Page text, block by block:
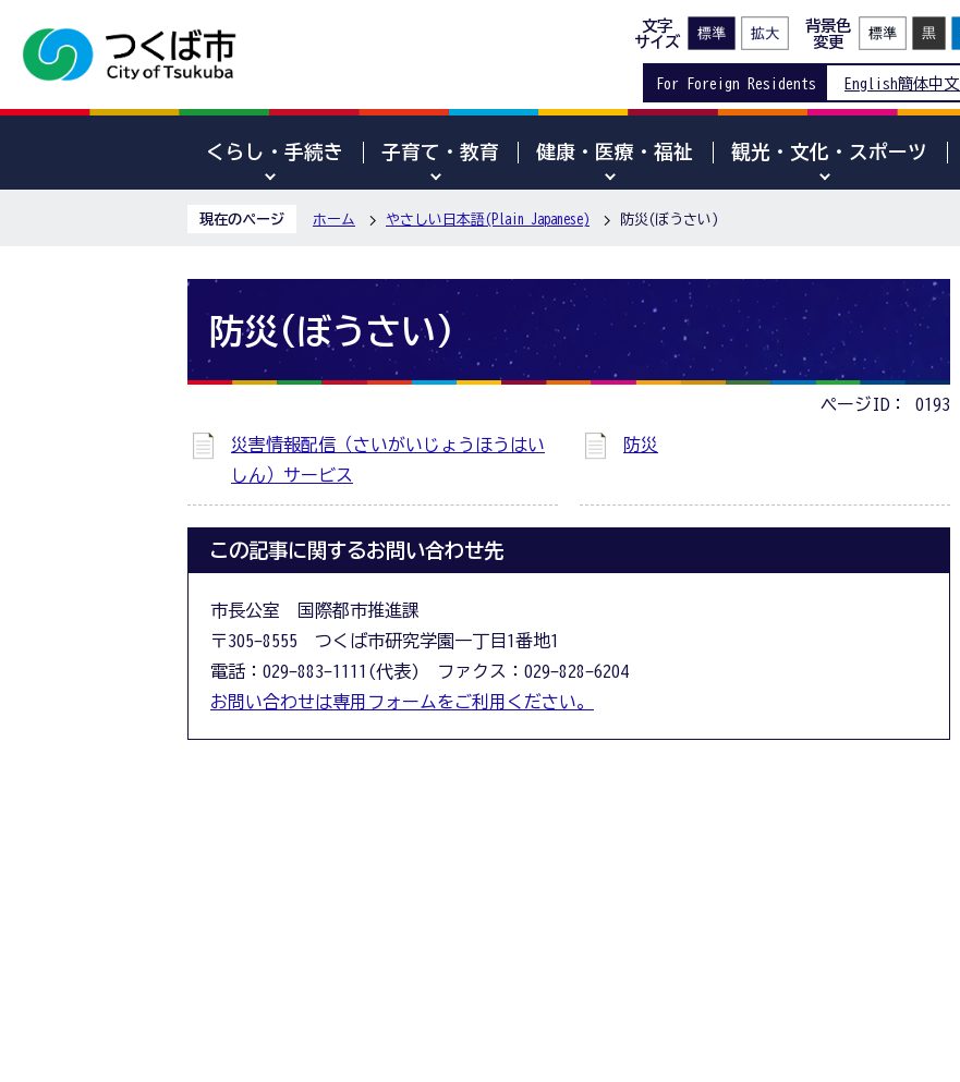
文字
サイズ
背景色
変更
For Foreign Residents English簡体中文
くらし・手続き 子育て・教育 健康・医療・福祉 観光・文化・スポーツ
現在のページ ホーム やさしい日本語(Plain Japanese) 防災(ぼうさい)
防災(ぼうさい)
ページID： 0193
災害情報配信（さいがいじょうほうはい
しん）サービス
防災
この記事に関するお問い合わせ先
市長公室 国際都市推進課
〒305-8555 つくば市研究学園一丁目1番地1
電話：029-883-1111(代表) ファクス：029-828-6204
お問い合わせは専用フォームをご利用ください。